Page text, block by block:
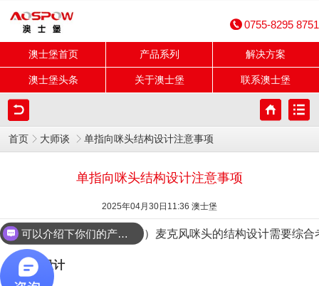
0755-8295 8751
澳士堡首页 产品系列 解决方案
澳士堡头条 关于澳士堡 联系澳士堡
首页 大师谈 单指向咪头结构设计注意事项
单指向咪头结构设计注意事项
2025年04月30日11:36 澳士堡
单指向（如心形、超心形等）麦克风咪头的结构设计需要综
1. 声学设计